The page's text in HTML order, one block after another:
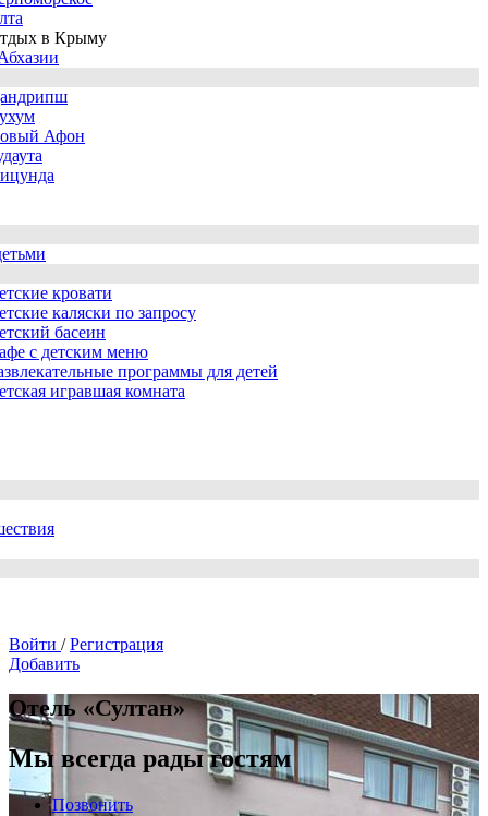
в Крыму
Афон
кровати
каляски по запросу
басеин
с детским меню
программы для детей
игравшая комната
Войти / Регистрация
Добавить
Отель «Султан»
Мы всегда рады гостям
Позвонить